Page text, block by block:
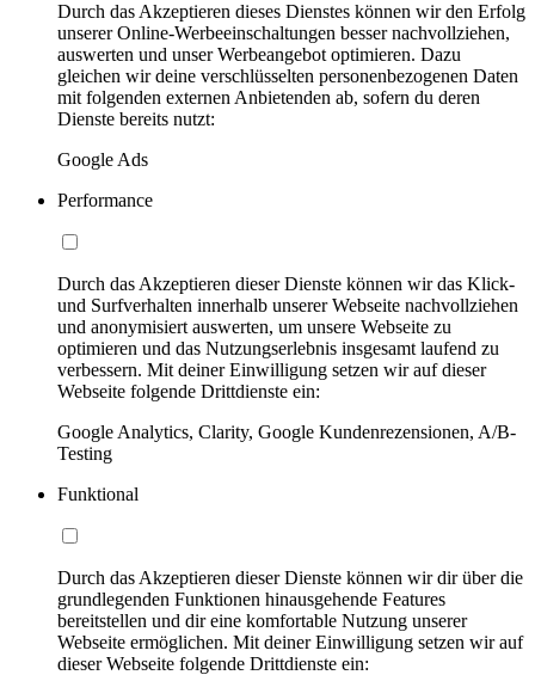
Durch das Akzeptieren dieses Dienstes können wir den Erfolg
unserer Online-Werbeeinschaltungen besser nachvollziehen,
auswerten und unser Werbeangebot optimieren. Dazu
gleichen wir deine verschlüsselten personenbezogenen Daten
mit folgenden externen Anbietenden ab, sofern du deren
Dienste bereits nutzt:
Google Ads
Performance
Durch das Akzeptieren dieser Dienste können wir das Klick-
und Surfverhalten innerhalb unserer Webseite nachvollziehen
und anonymisiert auswerten, um unsere Webseite zu
optimieren und das Nutzungserlebnis insgesamt laufend zu
verbessern. Mit deiner Einwilligung setzen wir auf dieser
Webseite folgende Drittdienste ein:
Google Analytics, Clarity, Google Kundenrezensionen, A/B-
Testing
Funktional
Durch das Akzeptieren dieser Dienste können wir dir über die
grundlegenden Funktionen hinausgehende Features
bereitstellen und dir eine komfortable Nutzung unserer
Webseite ermöglichen. Mit deiner Einwilligung setzen wir auf
dieser Webseite folgende Drittdienste ein: